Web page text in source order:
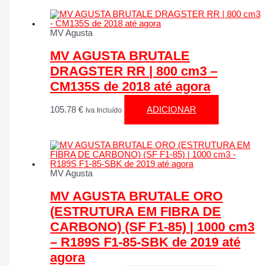
MV Agusta
MV AGUSTA BRUTALE
DRAGSTER RR | 800 cm3 –
CM135S de 2018 até agora
105.78€ Iva Incluído ADICIONAR
MV Agusta
MV AGUSTA BRUTALE ORO
(ESTRUTURA EM FIBRA DE
CARBONO) (SF F1-85) | 1000 cm3
– R189S F1-85-SBK de 2019 até
agora